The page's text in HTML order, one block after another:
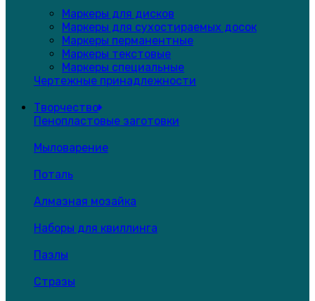
Маркеры для дисков
Маркеры для сухостираемых досок
Маркеры перманентные
Маркеры текстовые
Маркеры специальные
Чертежные принадлежности
Творчество
Пенопластовые заготовки
Мыловарение
Поталь
Алмазная мозайка
Наборы для квиллинга
Пазлы
Стразы